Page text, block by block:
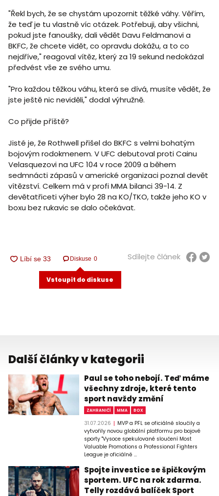
"Řekl bych, že se chystám upozornit těžké váhy. Věřím,
že teď je tu vlastně víc otázek. Potřebuji, aby všichni,
pokud jste fanoušky, dali vědět Davu Feldmanovi a
BKFC, že chcete vidět, co opravdu dokážu, a to co
nejdříve," reagoval vítěz, který za 19 sekund nedokázal
předvést vše ze svého umu.
"Pro každou těžkou váhu, která se dívá, musíte vědět, že
jste ještě nic neviděli," dodal výhružně.
Co přijde příště?
Jisté je, že Rothwell přišel do BKFC s velmi bohatým
bojovým rodokmenem. V UFC debutoval proti Cainu
Velasquezovi na UFC 104 v roce 2009 a během
sedmnácti zápasů v americké organizaci poznal devět
vítězství. Celkem má v profi MMA bilanci 39-14. Z
devětatřiceti výher bylo 28 na KO/TKO, takže jeho KO v
boxu bez rukavic se dalo očekávat.
Diskuse 0
Vstoupit do diskuse
Sdílejte článek
Další články v kategorii
Paul se toho nebojí. Teď máme
všechny zdroje, které tento
sport navždy změní
ZAHRANIČÍ MMA BOX
31.07.2026
MVP a PFL se oficiálně sloučily a
vytvořily novou globální platformu pro bojové
sporty "Vysoce spekulované sloučení Most
Valuable Promotions a Professional Fighters
League je oficiálně ...
Spojte investice se špičkovým
sportem. UFC na rok zdarma.
Telly rozdává balíček Sport